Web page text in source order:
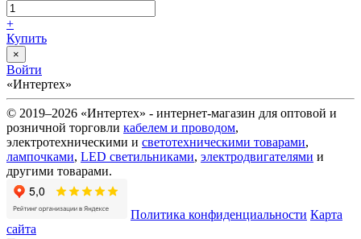
+
Купить
×
Войти
«Интертех»
© 2019–2026 «Интертех» - интернет-магазин для оптовой и
розничной торговли кабелем и проводом,
электротехническими и светотехническими товарами,
лампочками, LED светильниками, электродвигателями и
другими товарами.
Политика конфиденциальности Карта
сайта